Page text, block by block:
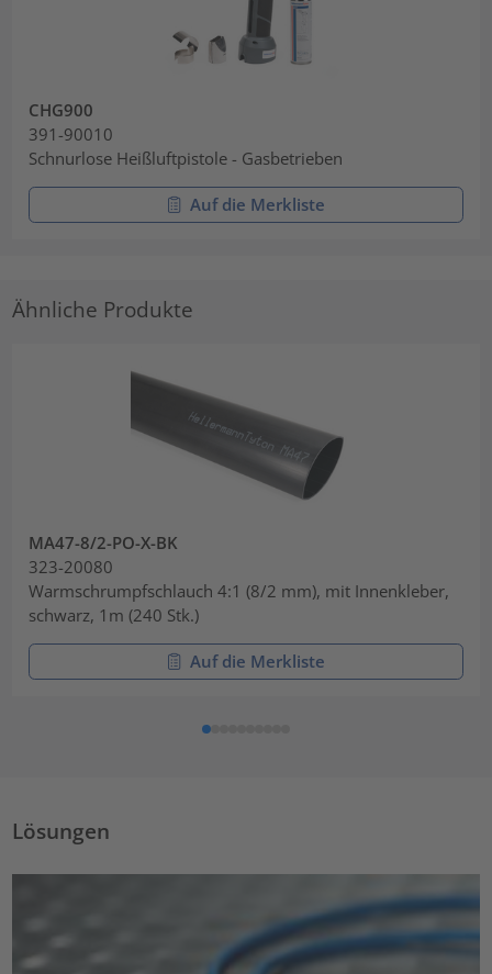
CHG900
391-90010
Schnurlose Heißluftpistole - Gasbetrieben
Auf die Merkliste
Ähnliche Produkte
MA47-8/2-PO-X-BK
323-20080
Warmschrumpfschlauch 4:1 (8/2 mm), mit Innenkleber,
schwarz, 1m (240 Stk.)
Auf die Merkliste
Lösungen